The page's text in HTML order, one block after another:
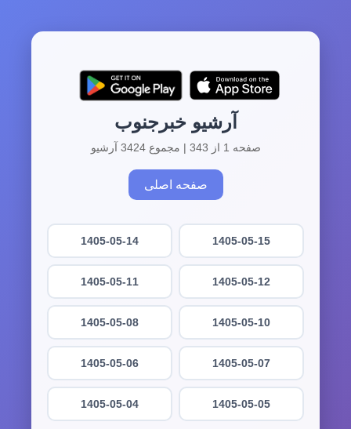
آرشیو خبرجنوب
صفحه 1 از 343 | مجموع 3424 آرشیو
صفحه اصلی
1405-05-15
1405-05-14
1405-05-12
1405-05-11
1405-05-10
1405-05-08
1405-05-07
1405-05-06
1405-05-05
1405-05-04